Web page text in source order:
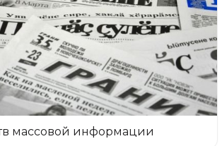
массовой информации